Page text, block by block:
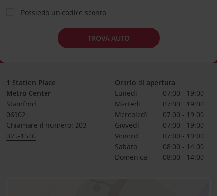
Possiedo un codice sconto
TROVA AUTO
1 Station Place
Metro Center
Stamford
06902
Chiamare il numero: 203-
325-1536
Orario di apertura
Lunedì
07:00 - 19:00
Martedì
07:00 - 19:00
Mercoledì
07:00 - 19:00
Giovedì
07:00 - 19:00
Venerdì
07:00 - 19:00
Sabato
08:00 - 14:00
Domenica
08:00 - 14:00